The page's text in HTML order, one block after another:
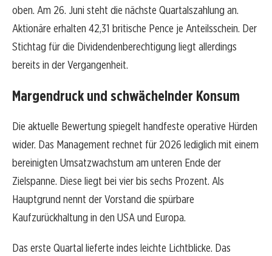
oben. Am 26. Juni steht die nächste Quartalszahlung an.
Aktionäre erhalten 42,31 britische Pence je Anteilsschein. Der
Stichtag für die Dividendenberechtigung liegt allerdings
bereits in der Vergangenheit.
Margendruck und schwächelnder Konsum
Die aktuelle Bewertung spiegelt handfeste operative Hürden
wider. Das Management rechnet für 2026 lediglich mit einem
bereinigten Umsatzwachstum am unteren Ende der
Zielspanne. Diese liegt bei vier bis sechs Prozent. Als
Hauptgrund nennt der Vorstand die spürbare
Kaufzurückhaltung in den USA und Europa.
Das erste Quartal lieferte indes leichte Lichtblicke. Das